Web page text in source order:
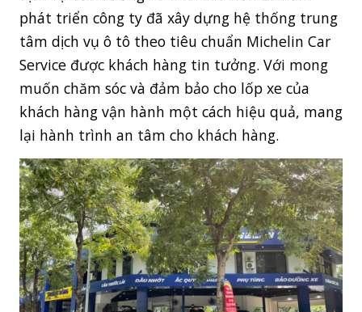
dịch vụ bảo dưỡng xe ô tô. Sau hơn 25 năm
phát triển công ty đã xây dựng hệ thống trung
tâm dịch vụ ô tô theo tiêu chuẩn Michelin Car
Service được khách hàng tin tưởng. Với mong
muốn chăm sóc và đảm bảo cho lốp xe của
khách hàng vận hành một cách hiệu quả, mang
lại hành trình an tâm cho khách hàng.